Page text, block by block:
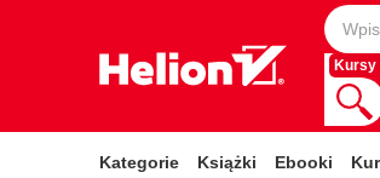
Kursy
Kategorie Książki Ebooki